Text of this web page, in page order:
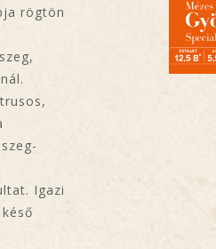
rögtön
Igazi